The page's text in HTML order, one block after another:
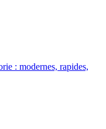
: modernes, rapides,